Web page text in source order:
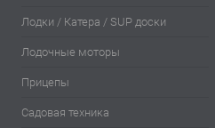
Лодки / Катера / SUP доски
Лодочные моторы
Прицепы
Садовая техника